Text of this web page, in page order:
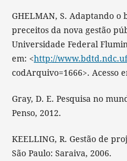
GHELMAN, S. Adaptando o
preceitos da nova gestão
Universidade Federal
em: <http://
codArquivo=1666>. Acesso
Gray, D. E. Pesquisa no
Penso, 2012.
KEELLING, R. Gestão de
São Paulo: Saraiva, 2006.